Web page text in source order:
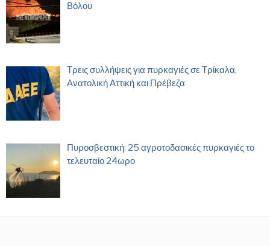
Βόλου
Τρεις συλλήψεις για πυρκαγιές σε Τρίκαλα,
Ανατολική Αττική και Πρέβεζα
Πυροσβεστική: 25 αγροτοδασικές πυρκαγιές το
τελευταίο 24ωρο